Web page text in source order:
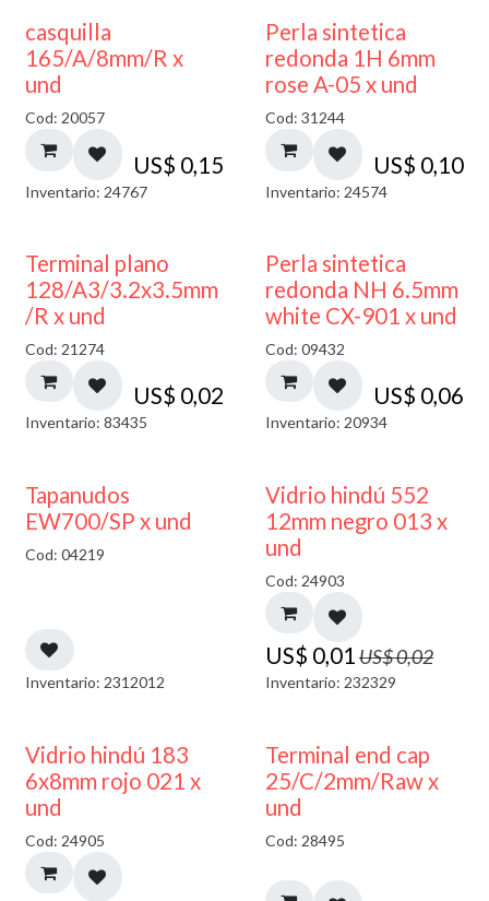
casquilla
165/A/8mm/R x
und
Cod: 20057
US$ 0,15
Inventario: 24767
Perla sintetica
redonda 1H 6mm
rose A-05 x und
Cod: 31244
US$ 0,10
Inventario: 24574
Terminal plano
128/A3/3.2x3.5mm
/R x und
Cod: 21274
US$ 0,02
Inventario: 83435
Perla sintetica
redonda NH 6.5mm
white CX-901 x und
Cod: 09432
US$ 0,06
Inventario: 20934
50% DESCUENTO
Tapanudos
EW700/SP x und
Cod: 04219
Inventario: 2312012
40% DESCUENTO
Vidrio hindú 552
12mm negro 013 x
und
Cod: 24903
US$ 0,01US$0,02
Inventario: 232329
40% DESCUENTO
Vidrio hindú 183
6x8mm rojo 021 x
und
Cod: 24905
Terminal end cap
25/C/2mm/Raw x
und
Cod: 28495